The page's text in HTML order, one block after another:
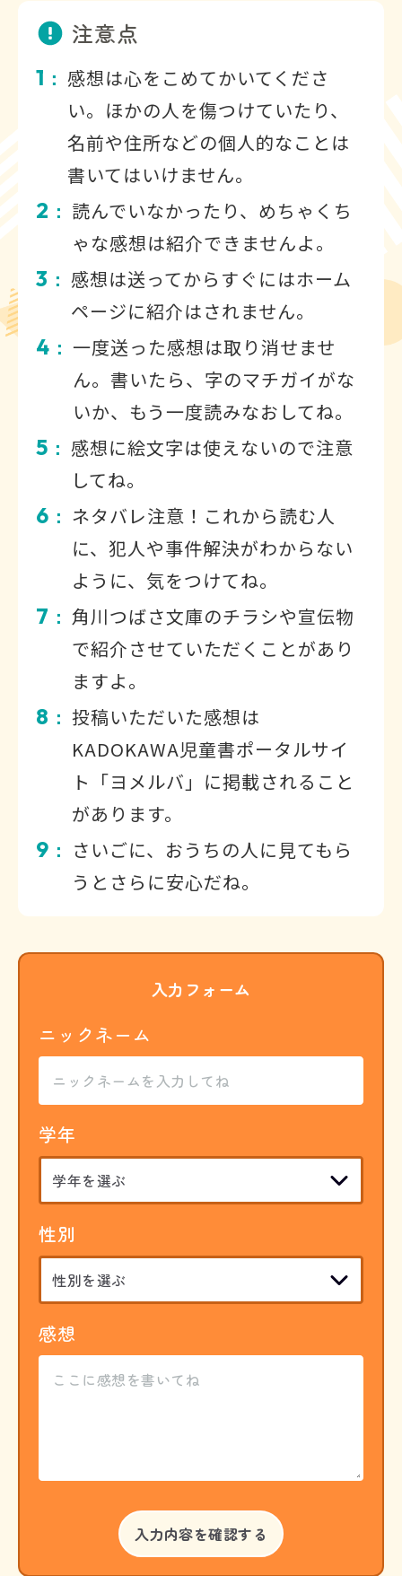
注意点
1 ： 感想は心をこめてかいてくださ
い。ほかの人を傷つけていたり、
名前や住所などの個人的なことは
書いてはいけません。
2 ： 読んでいなかったり、めちゃくち
ゃな感想は紹介できませんよ。
3 ： 感想は送ってからすぐにはホーム
ページに紹介はされません。
4 ： 一度送った感想は取り消せませ
ん。書いたら、字のマチガイがな
いか、もう一度読みなおしてね。
5 ： 感想に絵文字は使えないので注意
してね。
6 ： ネタバレ注意！これから読む人
に、犯人や事件解決がわからない
ように、気をつけてね。
7 ： 角川つばさ文庫のチラシや宣伝物
で紹介させていただくことがあり
ますよ。
8 ： 投稿いただいた感想は
KADOKAWA児童書ポータルサイ
ト「ヨメルバ」に掲載されること
があります。
9 ：
さいごに、おうちの人に見てもら
うとさらに安心だね。
入力フォーム
ニックネーム
学年
性別
感想